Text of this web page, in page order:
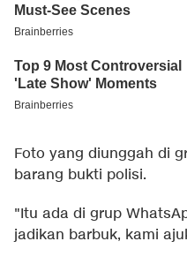
Foto yang diunggah di
barang bukti polisi.
"Itu ada di grup
jadikan barbuk, kami